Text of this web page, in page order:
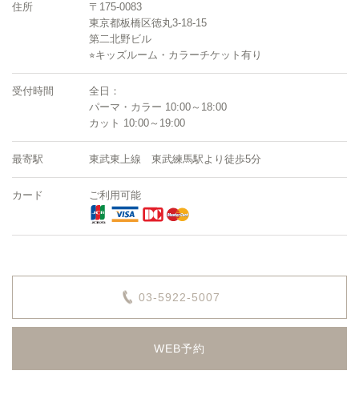
住所
〒175-0083
東京都板橋区徳丸3-18-15
第二北野ビル
⭐︎キッズルーム・カラーチケット有り
受付時間
全日：
パーマ・カラー 10:00～18:00
カット 10:00～19:00
最寄駅 東武東上線 東武練馬駅より徒歩5分
カード ご利用可能
03-5922-5007
WEB予約